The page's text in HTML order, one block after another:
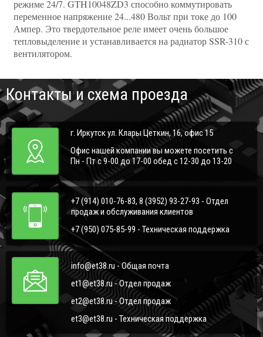
режиме 24/7. GTH10048ZD3 способно коммутировать
переменное напряжение 24...480 Вольт при токе до 100
Ампер. Это твердотельное реле имеет очень большое
тепловыделение и устанавливается на радиатор SSR-310 с
вентилятором.
Контакты и схема проезда
г. Иркутск ул. Клары Цеткин, 16, офис 15
Офис нашей компании вы можете посетить с
Пн - Пт с 9-00 до 17-00 обед с 12-30 до 13-20
+7 (914) 010-76-83, 8 (3952) 93-27-93 - Отдел
продаж и обслуживания клиентов
+7 (950) 075-85-99 - Техническая поддержка
info@et38.ru - Общая почта
et1@et38.ru - Отдел продаж
et2@et38.ru - Отдел продаж
et3@et38.ru - Техническая поддержка